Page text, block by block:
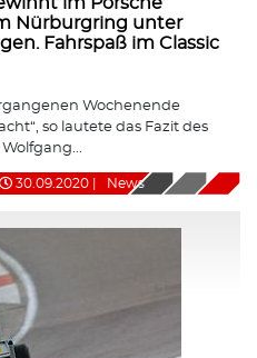
Nürburgring unter
Fahrspaß im Classic
Wochenende
so lautete das Fazit des
30.09.2020 News